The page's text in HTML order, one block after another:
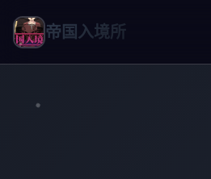
帝国入境所